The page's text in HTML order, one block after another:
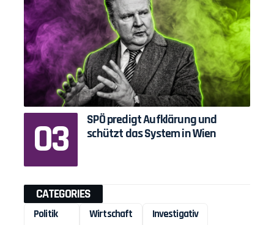
SPÖ predigt Aufklärung und
schützt das System in Wien
CATEGORIES
Politik Wirtschaft Investigativ